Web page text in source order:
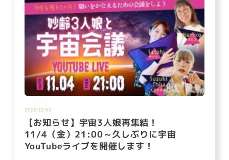
2022-11-02
【お知らせ】宇宙3人娘再集結！
11/4（金）21:00～久しぶりに宇宙
YouTubeライブを開催します！